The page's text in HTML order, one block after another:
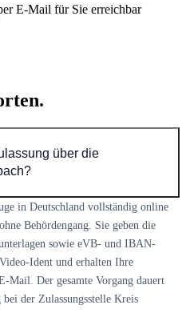
E-Mail für Sie erreichbar
über die
in Deutschland vollständig online
Behördengang. Sie geben die
sowie eVB- und IBAN-
Ident und erhalten Ihre
Mail. Der gesamte Vorgang dauert
der Zulassungsstelle Kreis